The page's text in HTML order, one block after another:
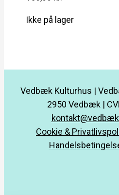
Ikke på lager
Vedbæk Kulturhus |
2950 Vedbæk |
Cookie &